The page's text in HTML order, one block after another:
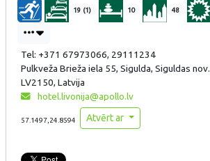
19 (1) 10 48
Tel: +371 67973066, 29111234
Pulkveža Brieža iela 55, Sigulda, Siguldas nov.
LV2150, Latvija
hotel.livonija@apollo.lv
57.1497,24.8594 Atvērt ar